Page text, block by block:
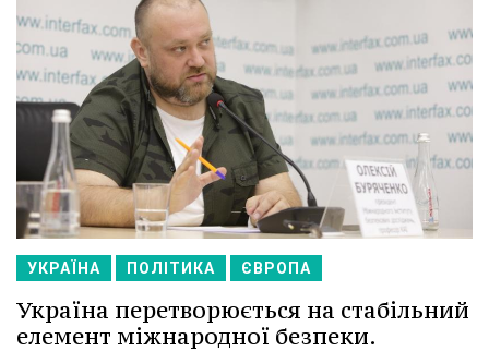
УКРАЇНА ПОЛІТИКА ЄВРОПА
Україна перетворюється на стабільний
елемент міжнародної безпеки.